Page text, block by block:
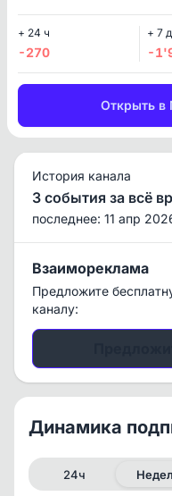
+ 24 ч
-270
+ 7
-
Открыть в
История канала
3 события за всё
последнее: 11 апр
Взаимореклама
Предложите
каналу:
Динамика
24ч